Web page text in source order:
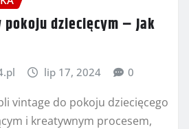
dziecięcym – Jak
lip 17, 2024 0
vintage do pokoju dziecięcego
i kreatywnym procesem,